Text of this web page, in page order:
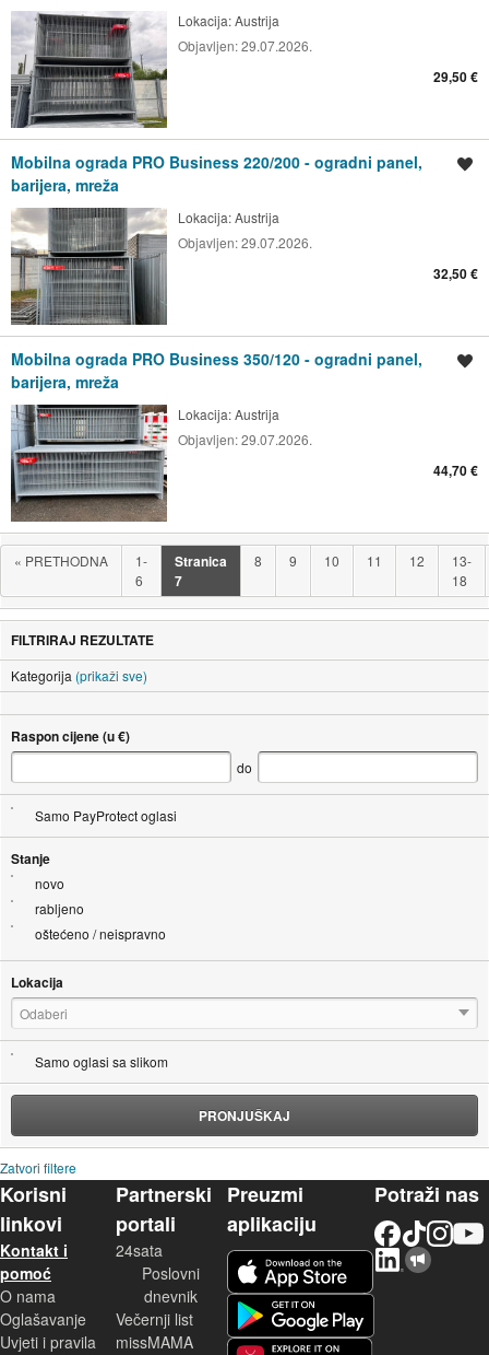
Lokacija:Austrija
Objavljen:29.07.2026.
29,50 €
Mobilna ograda PRO Business 220/200 - ogradni panel,
barijera, mreža
Lokacija:Austrija
Objavljen:29.07.2026.
32,50 €
Mobilna ograda PRO Business 350/120 - ogradni panel,
barijera, mreža
Lokacija:Austrija
Objavljen:29.07.2026.
44,70 €
« PRETHODNA
1-
6
Stranica
7
8 9 10 11 12
13-
18
FILTRIRAJ REZULTATE
Kategorija (prikaži sve)
Raspon cijene (u €)
do
Samo PayProtect oglasi
Stanje
novo
rabljeno
oštećeno / neispravno
Lokacija
Odaberi
Samo oglasi sa slikom
PRONJUŠKAJ
Zatvori filtere
Korisni
linkovi
Kontakt i
pomoć
O nama
Oglašavanje
Uvjeti i pravila
Partnerski
portali
24sata
Poslovni
dnevnik
Večernji list
missMAMA
Preuzmi
aplikaciju
Potraži nas